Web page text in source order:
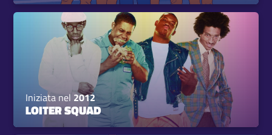
Iniziata nel 2012
LOITER SQUAD